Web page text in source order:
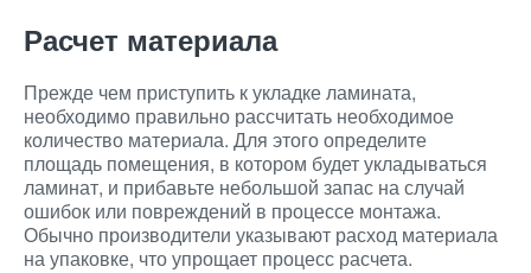
Расчет материала
Прежде чем приступить к укладке ламината,
необходимо правильно рассчитать необходимое
количество материала. Для этого определите
площадь помещения, в котором будет укладываться
ламинат, и прибавьте небольшой запас на случай
ошибок или повреждений в процессе монтажа.
Обычно производители указывают расход материала
на упаковке, что упрощает процесс расчета.